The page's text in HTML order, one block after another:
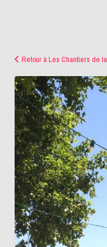
Retour à Les Chantiers de